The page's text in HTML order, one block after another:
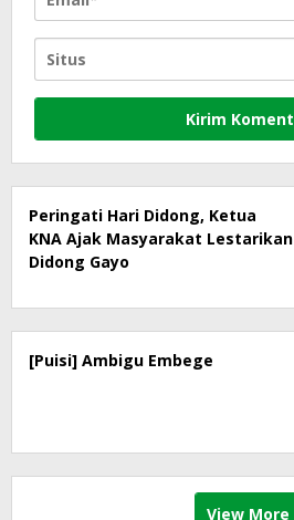
Peringati Hari Didong, Ketua
KNA Ajak Masyarakat Lestarikan
Didong Gayo
[Puisi] Ambigu Embege
View More